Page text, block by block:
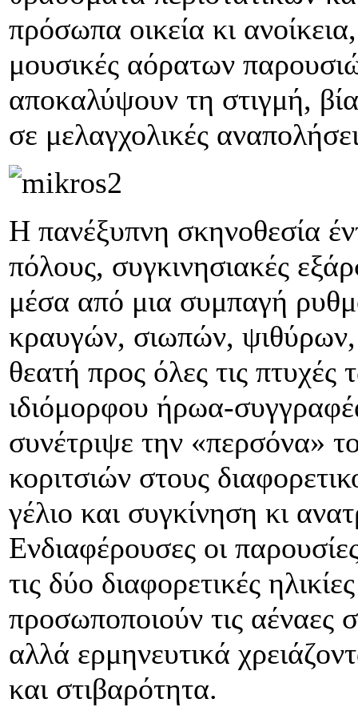
πρόσωπα οικεία κι
μουσικές αόρατων
αποκαλύψουν τη στιγμή,
σε μελαγχολικές
Η πανέξυπνη σκηνοθεσία
πόλους, συγκινησιακές
μέσα από μια συμπαγή
κραυγών, σιωπών, ψιθύρων,
θεατή προς όλες τις
ιδιόμορφου ήρωα-
συνέτριψε την «περσόνα»
κοριτσιών στους
γέλιο και συγκίνηση κι
Ενδιαφέρουσες οι
τις δύο διαφορετικές
προσωποποιούν τις αέναες
αλλά ερμηνευτικά
και στιβαρότητα.